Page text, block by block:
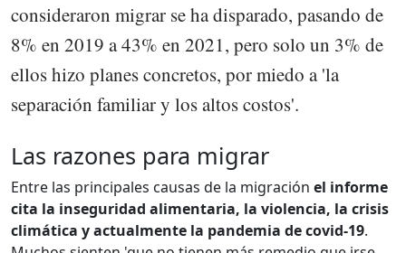
consideraron migrar se ha disparado, pasando de
8% en 2019 a 43% en 2021, pero solo un 3% de
ellos hizo planes concretos, por miedo a 'la
separación familiar y los altos costos'.
Las razones para migrar
Entre las principales causas de la migración el informe
cita la inseguridad alimentaria, la violencia, la crisis
climática y actualmente la pandemia de covid-19.